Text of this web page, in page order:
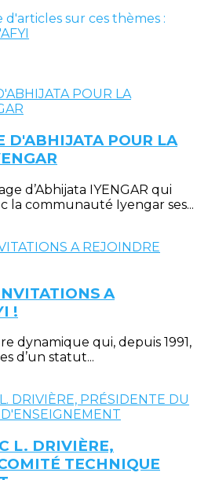
sur ces thèmes :
D'ABHIJATA POUR LA
d’Abhijata IYENGAR qui
la communauté Iyengar ses...
A
!
dynamique qui, depuis 1991,
d’un statut...
L. DRIVIÈRE,
TECHNIQUE